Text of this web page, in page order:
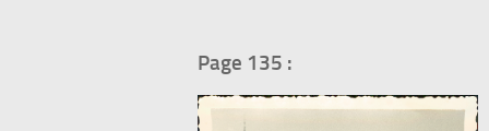
Page 135 :